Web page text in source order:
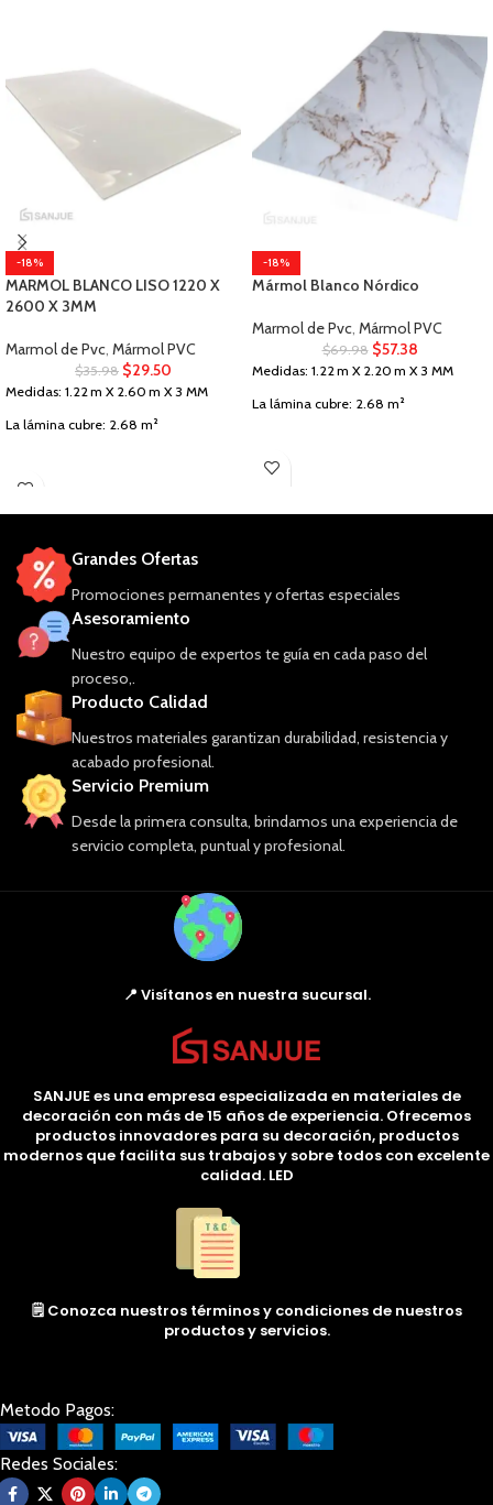
-18%
MARMOL BLANCO LISO 1220 X
2600 X 3MM
Marmol de Pvc, Mármol PVC
$35.98 $29.50
Medidas: 1.22 m X 2.60 m X 3 MM
La lámina cubre: 2.68 m²
-18%
Mármol Blanco Nórdico
Marmol de Pvc, Mármol PVC
$69.98 $57.38
Medidas: 1.22 m X 2.20 m X 3 MM
La lámina cubre: 2.68 m²
Grandes Ofertas
Promociones permanentes y ofertas especiales
Asesoramiento
Nuestro equipo de expertos te guía en cada paso del
proceso,.
Producto Calidad
Nuestros materiales garantizan durabilidad, resistencia y
acabado profesional.
Servicio Premium
Desde la primera consulta, brindamos una experiencia de
servicio completa, puntual y profesional.
📍 Visítanos en nuestra sucursal.
SANJUE es una empresa especializada en materiales de
decoración con más de 15 años de experiencia. Ofrecemos
productos innovadores para su decoración, productos
modernos que facilita sus trabajos y sobre todos con excelente
calidad. LED
🗒️ Conozca nuestros términos y condiciones de nuestros
productos y servicios.
Metodo Pagos:
Redes Sociales: